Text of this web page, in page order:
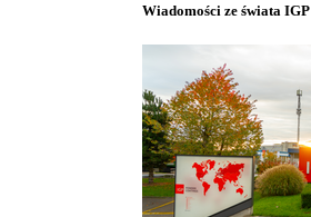
Wiadomości ze świata IGP